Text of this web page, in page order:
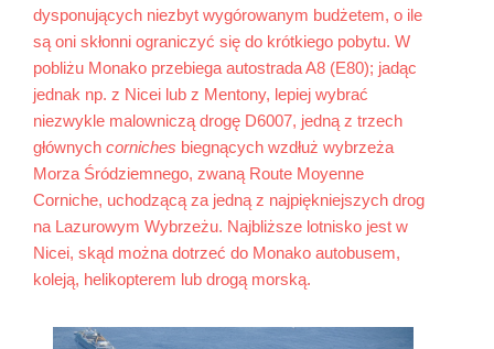
dysponujących niezbyt wygórowanym budżetem, o ile
są oni skłonni ograniczyć się do krótkiego pobytu. W
pobliżu Monako przebiega autostrada A8 (E80); jadąc
jednak np. z Nicei lub z Mentony, lepiej wybrać
niezwykle malowniczą drogę D6007, jedną z trzech
głównych corniches biegnących wzdłuż wybrzeża
Morza Śródziemnego, zwaną Route Moyenne
Corniche, uchodzącą za jedną z najpiękniejszych drog
na Lazurowym Wybrzeżu. Najbliższe lotnisko jest w
Nicei, skąd można dotrzeć do Monako autobusem,
koleją, helikopterem lub drogą morską.